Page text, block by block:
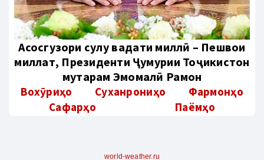
Aсосгузори сулҳу ваҳдати миллӣ – Пешвои
миллат, Президенти Ҷумҳурии Тоҷикистон
муҳтарам Эмомалӣ Раҳмон
Вохӯриҳо Суханрониҳо
Фармонҳо
Сафарҳо
Паёмҳо
world-weather.ru